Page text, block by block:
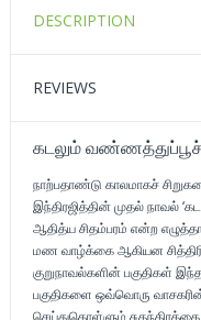
DESCRIPTION
REVIEWS
கடலும்
நாற்பதாண்டு காலமாகச்
இந்திரஜித்தின் முதல் நாவல்
ஆதித்ய சிதம்பரம் என்ற
மண வாழ்க்கை ஆகியன
குறுநாவல்களின் பகுதிகள்
பகுதிகளை ஒவ்வொரு